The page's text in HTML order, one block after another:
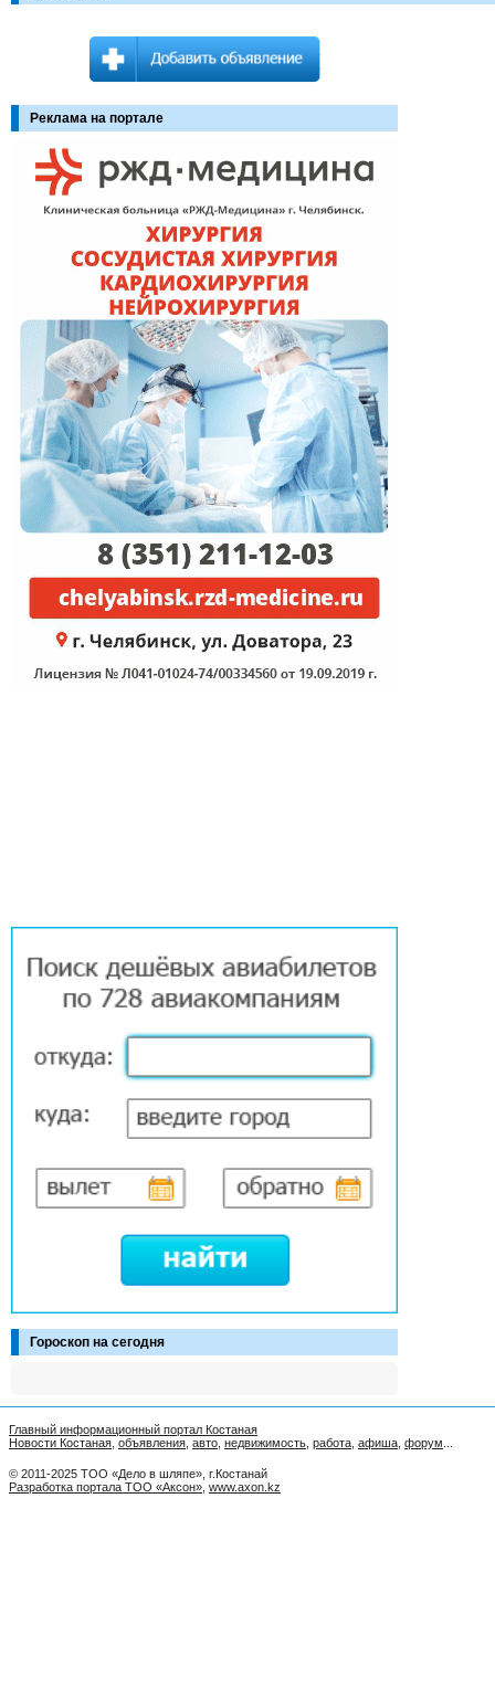
Реклама на портале
Гороскоп на сегодня
Главный информационный портал Костаная
Новости Костаная объявления авто недвижимость работа афиша форум
© 2011-2025 ТОО «Дело в шляпе», г.Костанай
Разработка портала ТОО «Аксон» www.axon.kz